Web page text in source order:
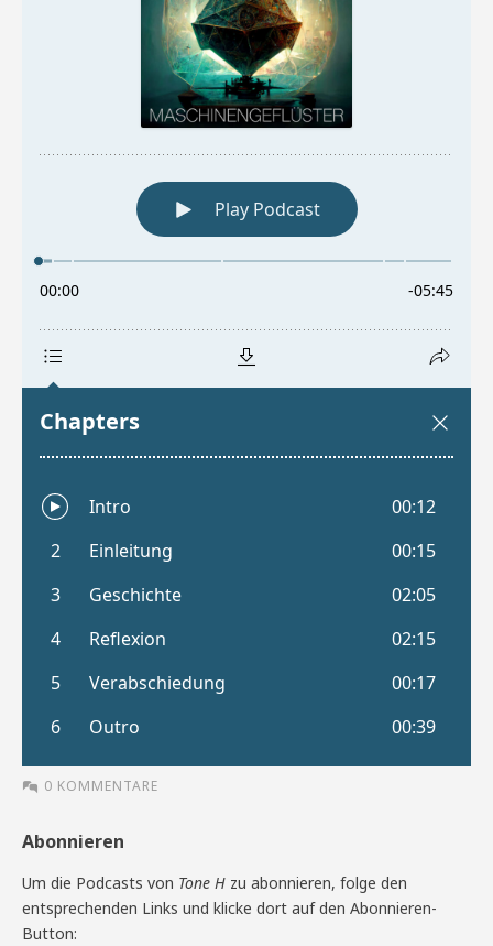
0 KOMMENTARE
Abonnieren
Um die Podcasts von Tone H zu abonnieren, folge den
entsprechenden Links und klicke dort auf den Abonnieren-
Button: